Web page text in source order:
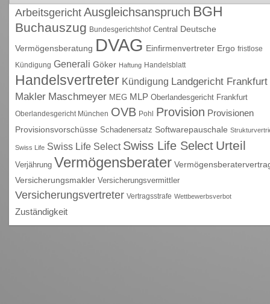
Arbeitsgericht Ausgleichsanspruch BGH
Buchauszug Bundesgerichtshof Central Deutsche
Vermögensberatung DVAG Einfirmenvertreter Ergo fristlose
Kündigung Generali Göker Haftung Handelsblatt
Handelsvertreter Kündigung Landgericht Frankfurt
Makler Maschmeyer MEG MLP Oberlandesgericht Frankfurt
Oberlandesgericht München OVB Pohl Provision Provisionen
Provisionsvorschüsse Schadenersatz Softwarepauschale
Swiss Life Swiss Life Select Swiss Life Select Urteil
Verjährung Vermögensberater
Versicherungsmakler Versicherungsvermittler
Versicherungsvertreter Vertragsstrafe Wettbewerbsverbot
Zuständigkeit